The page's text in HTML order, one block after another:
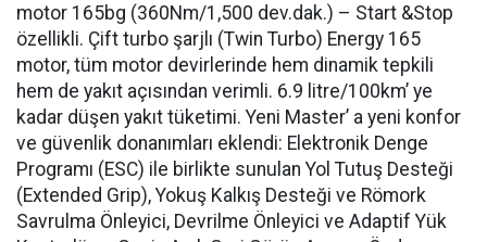
motor 165bg (360Nm/1,500 dev.dak.) – Start &Stop
özellikli. Çift turbo şarjlı (Twin Turbo) Energy 165
motor, tüm motor devirlerinde hem dinamik tepkili
hem de yakıt açısından verimli. 6.9 litre/100km’ ye
kadar düşen yakıt tüketimi. Yeni Master’ a yeni konfor
ve güvenlik donanımları eklendi: Elektronik Denge
Programı (ESC) ile birlikte sunulan Yol Tutuş Desteği
(Extended Grip), Yokuş Kalkış Desteği ve Römork
Savrulma Önleyici, Devrilme Önleyici ve Adaptif Yük